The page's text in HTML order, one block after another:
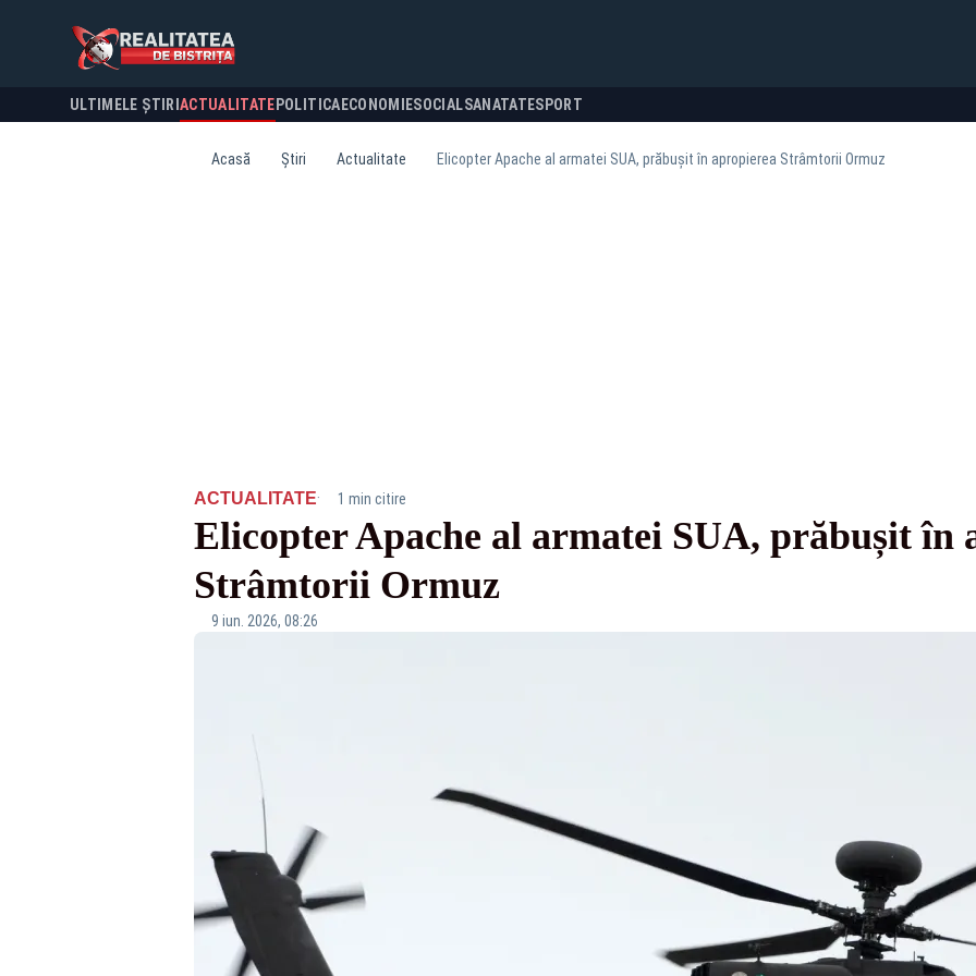
ULTIMELE ȘTIRI ACTUALITATE POLITICA ECONOMIESOCIALSANATATESPORT
Acasă Știri Actualitate Elicopter Apache al armatei SUA, prăbușit în apropierea Strâmtorii Ormuz
ACTUALITATE· 1 min citire
Elicopter Apache al armatei SUA, prăbușit în
Strâmtorii Ormuz
9 iun. 2026, 08:26